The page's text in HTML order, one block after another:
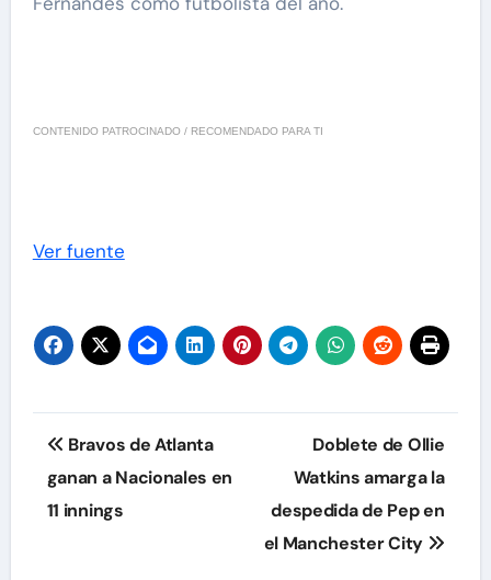
CONTENIDO PATROCINADO / RECOMENDADO PARA TI
Ver fuente
Navegación
de
entradas
Bravos de Atlanta
ganan a Nacionales en
11 innings
Doblete de Ollie
Watkins amarga la
despedida de Pep en
el Manchester City